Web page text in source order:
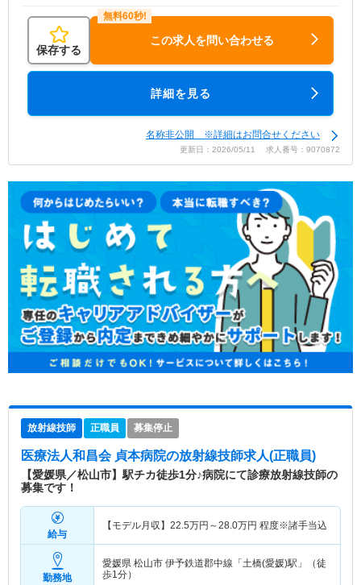
保存する
この求人を問い合わせる
詳細を見る
名称非公開 ※詳細はお問合せください
更新日：2026/05/11 求人番号：9070872
放射線技師 正職員 募集停止
医療法人和昌会 貞本病院の放射線技師求人(正職員)
【愛媛県／松山市】駅チカ徒歩1分♪病院にて診療放射線技師の
募集です！
給与
【モデル月収】 22.5万円～28.0万円 程度※諸手当込
勤務地
愛媛県 松山市 伊予鉄道郡中線「土橋(愛媛)駅」（徒
歩1分）